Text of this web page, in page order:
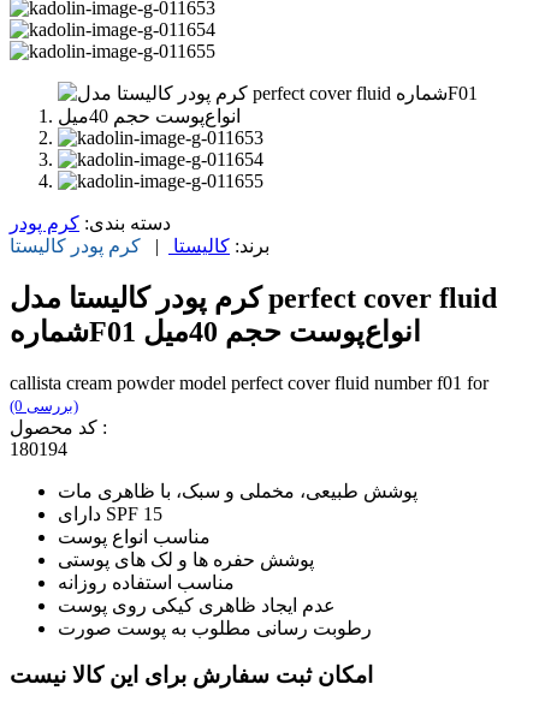
دسته بندی: کرم پودر
برند: کالیستا | کرم پودر کالیستا
کرم‌ پودر کالیستا مدل perfect cover fluid
شمارهF01 انواع‌پوست حجم 40میل
callista cream powder model perfect cover fluid number f01 for
(0 بررسی)
کد محصول :
180194
پوشش طبیعی، مخملی و سبک، با ظاهری مات
دارای SPF 15
مناسب انواع پوست
پوشش حفره ها و لک های پوستی
مناسب استفاده روزانه
عدم ایجاد ظاهری کیکی روی پوست
رطوبت رسانی مطلوب به پوست صورت
امکان ثبت سفارش برای این کالا نیست